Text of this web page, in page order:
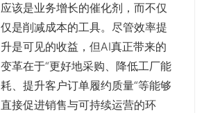
应该是业务增长的催化剂，而不仅
仅是削减成本的工具。尽管效率提
升是可见的收益，但AI真正带来的
变革在于“更好地采购、降低工厂能
耗、提升客户订单履约质量“等能够
直接促进销售与可持续运营的环